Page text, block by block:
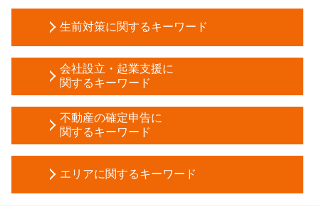
相続 順位
株 税金 計算
公正証書遺言 証人
相続税 2割加算
生命保険 相続税 対策
自筆証書遺言 保管制度
所有権移転登記 贈与
生前対策に関するキーワード
贈与税 マンション
生前贈与 不動産
後見 登記
生前贈与 現金 手渡し
成年後見制度
会社設立・起業支援に
関するキーワード
合同会社設立 必要書類
株式会社 資本金
会社設立 届出
合同会社 設立費用
不動産の確定申告に
関するキーワード
家賃 収入 確定申告
エリアに関するキーワード